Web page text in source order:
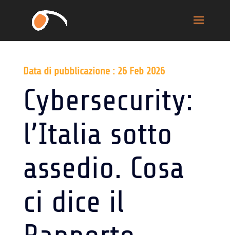
Data di pubblicazione : 26 Feb 2026
Cybersecurity:
l’Italia sotto
assedio. Cosa
ci dice il